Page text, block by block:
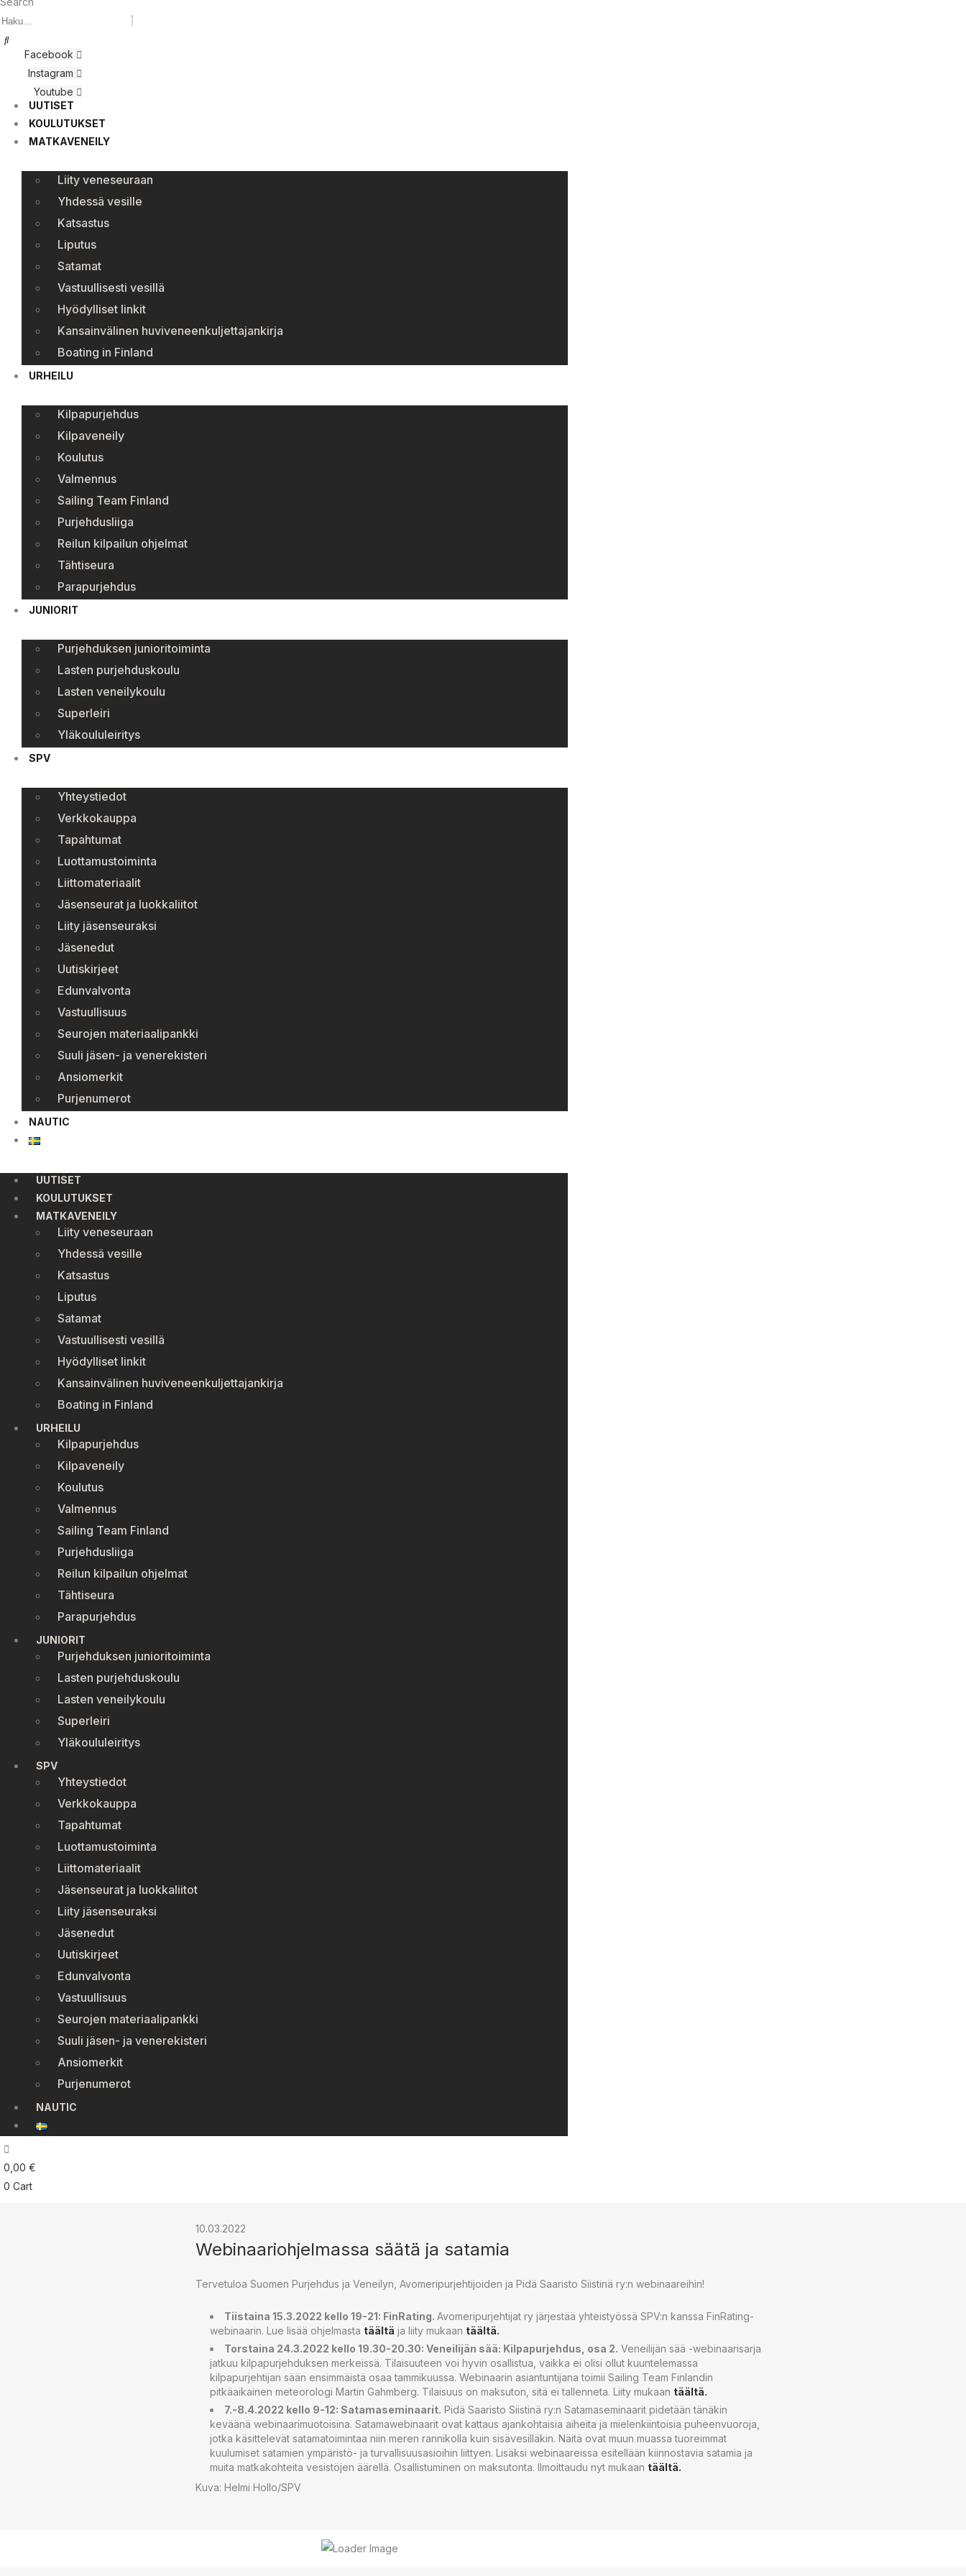
Facebook
Instagram
Youtube
UUTISET
KOULUTUKSET
MATKAVENEILY
Liity veneseuraan
Yhdessä vesille
Katsastus
Liputus
Satamat
Vastuullisesti vesillä
Hyödylliset linkit
Kansainvälinen huviveneenkuljettajankirja
Boating in Finland
URHEILU
Kilpapurjehdus
Kilpaveneily
Koulutus
Valmennus
Sailing Team Finland
Purjehdusliiga
Reilun kilpailun ohjelmat
Tähtiseura
Parapurjehdus
JUNIORIT
Purjehduksen junioritoiminta
Lasten purjehduskoulu
Lasten veneilykoulu
Superleiri
Yläkoululeiritys
SPV
Yhteystiedot
Verkkokauppa
Tapahtumat
Luottamustoiminta
Liittomateriaalit
Jäsenseurat ja luokkaliitot
Liity jäsenseuraksi
Jäsenedut
Uutiskirjeet
Edunvalvonta
Vastuullisuus
Seurojen materiaalipankki
Suuli jäsen- ja venerekisteri
Ansiomerkit
Purjenumerot
NAUTIC
UUTISET
KOULUTUKSET
MATKAVENEILY
Liity veneseuraan
Yhdessä vesille
Katsastus
Liputus
Satamat
Vastuullisesti vesillä
Hyödylliset linkit
Kansainvälinen huviveneenkuljettajankirja
Boating in Finland
URHEILU
Kilpapurjehdus
Kilpaveneily
Koulutus
Valmennus
Sailing Team Finland
Purjehdusliiga
Reilun kilpailun ohjelmat
Tähtiseura
Parapurjehdus
JUNIORIT
Purjehduksen junioritoiminta
Lasten purjehduskoulu
Lasten veneilykoulu
Superleiri
Yläkoululeiritys
SPV
Yhteystiedot
Verkkokauppa
Tapahtumat
Luottamustoiminta
Liittomateriaalit
Jäsenseurat ja luokkaliitot
Liity jäsenseuraksi
Jäsenedut
Uutiskirjeet
Edunvalvonta
Vastuullisuus
Seurojen materiaalipankki
Suuli jäsen- ja venerekisteri
Ansiomerkit
Purjenumerot
NAUTIC
0,00 €
0 Cart
10.03.2022
Webinaariohjelmassa säätä ja satamia
Tervetuloa Suomen Purjehdus ja Veneilyn, Avomeripurjehtijoiden ja Pidä Saaristo Siistinä ry:n webinaareihin!
Tiistaina 15.3.2022 kello 19-21: FinRating. Avomeripurjehtijat ry järjestää yhteistyössä SPV:n kanssa FinRating-
webinaarin. Lue lisää ohjelmasta täältä ja liity mukaan täältä.
Torstaina 24.3.2022 kello 19.30-20.30: Veneilijän sää: Kilpapurjehdus, osa 2. Veneilijän sää -webinaarisarja
jatkuu kilpapurjehduksen merkeissä. Tilaisuuteen voi hyvin osallistua, vaikka ei olisi ollut kuuntelemassa
kilpapurjehtijan sään ensimmäistä osaa tammikuussa. Webinaarin asiantuntijana toimii Sailing Team Finlandin
pitkäaikainen meteorologi Martin Gahmberg. Tilaisuus on maksuton, sitä ei tallenneta. Liity mukaan täältä.
7.-8.4.2022 kello 9-12: Satamaseminaarit. Pidä Saaristo Siistinä ry:n Satamaseminaarit pidetään tänäkin
keväänä webinaarimuotoisina. Satamawebinaarit ovat kattaus ajankohtaisia aiheita ja mielenkiintoisia puheenvuoroja,
jotka käsittelevät satamatoimintaa niin meren rannikolla kuin sisävesilläkin. Näitä ovat muun muassa tuoreimmat
kuulumiset satamien ympäristö- ja turvallisuusasioihin liittyen. Lisäksi webinaareissa esitellään kiinnostavia satamia ja
muita matkakohteita vesistöjen äärellä. Osallistuminen on maksutonta. Ilmoittaudu nyt mukaan täältä.
Kuva: Helmi Hollo/SPV